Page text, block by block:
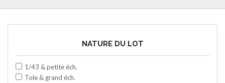
NATURE DU LOT
1/43 & petite éch.
Tole & grand éch.